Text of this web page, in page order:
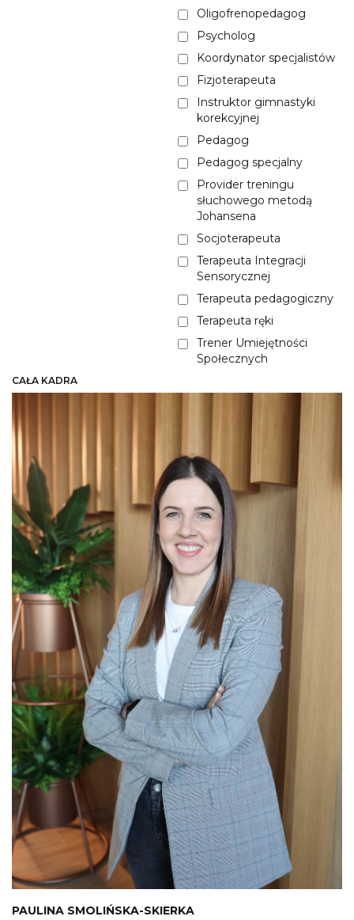
Oligofrenopedagog
Psycholog
Koordynator specjalistów
Fizjoterapeuta
Instruktor gimnastyki
korekcyjnej
Pedagog
Pedagog specjalny
Provider treningu
słuchowego metodą
Johansena
Socjoterapeuta
Terapeuta Integracji
Sensorycznej
Terapeuta pedagogiczny
Terapeuta ręki
Trener Umiejętności
Społecznych
CAŁA KADRA
PAULINA SMOLIŃSKA-SKIERKA